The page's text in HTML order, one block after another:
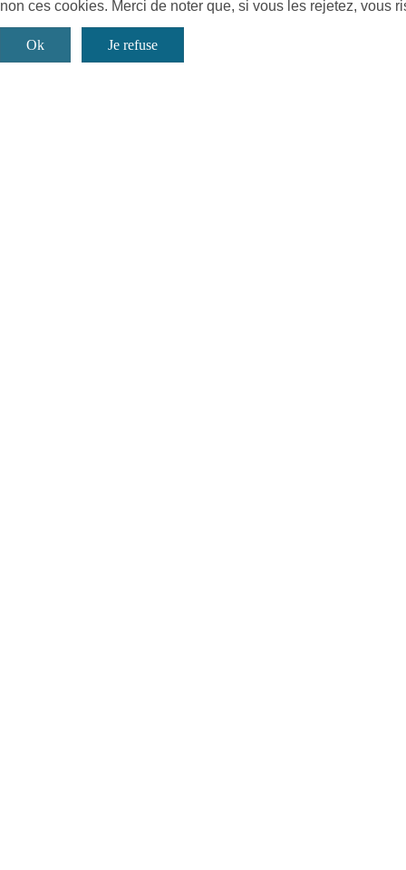
non ces cookies. Merci de noter que, si vous les rejetez, vous
Ok Je refuse